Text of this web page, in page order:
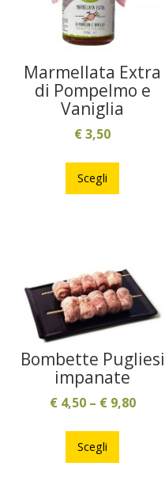
Marmellata Extra
di Pompelmo e
Vaniglia
€3,50
Scegli
Questo
ha
opzioni
possono
essere
scelte
nella
pagina
del
prodotto
Bombette Pugliesi
impanate
€4,50– €9,80
Scegli
Questo
ha